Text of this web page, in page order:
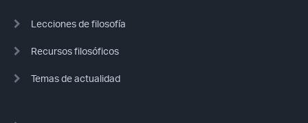
Lecciones de filosofía
Recursos filosóficos
Temas de actualidad